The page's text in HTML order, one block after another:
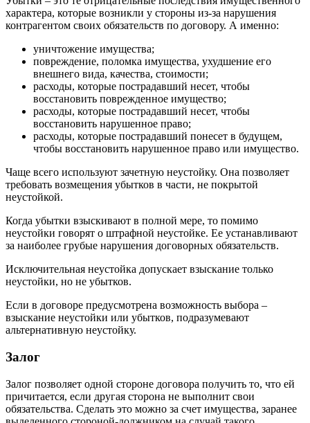
характера, которые возникли у стороны из-за нарушения
контрагентом своих обязательств по договору. А именно:
уничтожение имущества;
повреждение, поломка имущества, ухудшение его
внешнего вида, качества, стоимости;
расходы, которые пострадавший несет, чтобы
восстановить поврежденное имущество;
расходы, которые пострадавший несет, чтобы
восстановить нарушенное право;
расходы, которые пострадавший понесет в будущем,
чтобы восстановить нарушенное право или имущество.
Чаще всего используют зачетную неустойку. Она позволяет
требовать возмещения убытков в части, не покрытой
неустойкой.
Когда убытки взыскивают в полной мере, то помимо
неустойки говорят о штрафной неустойке. Ее устанавливают
за наиболее грубые нарушения договорных обязательств.
Исключительная неустойка допускает взыскание только
неустойки, но не убытков.
Если в договоре предусмотрена возможность выбора –
взыскание неустойки или убытков, подразумевают
альтернативную неустойку.
Залог
Залог позволяет одной стороне договора получить то, что ей
причитается, если другая сторона не выполнит свои
обязательства. Сделать это можно за счет имущества, заранее